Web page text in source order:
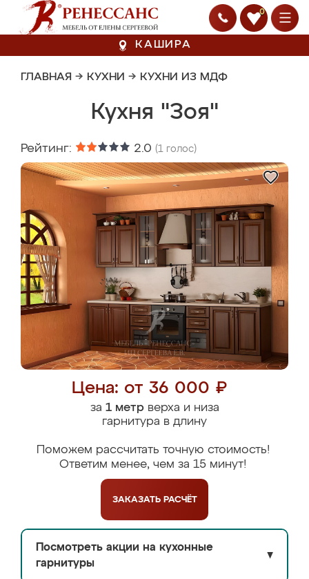
0
КАШИРА
ГЛАВНАЯ → КУХНИ → КУХНИ ИЗ МДФ
Кухня "Зоя"
Рейтинг: 2.0 (1 голос)
Цена: от 36 000 ₽
за 1 метрверха и низа
гарнитура в длину
Поможем рассчитать точную стоимость!
Ответим менее, чем за 15 минут!
ЗАКАЗАТЬ РАСЧЁТ
Посмотреть акции на кухонные
гарнитуры
▼